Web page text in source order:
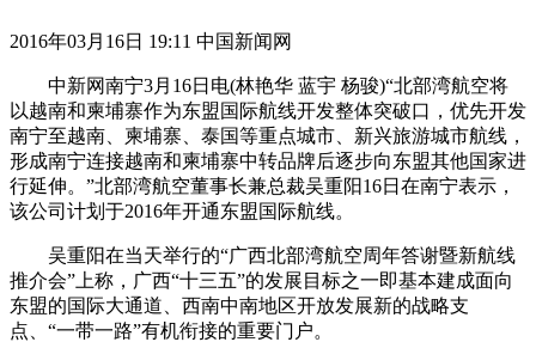
2016年03月16日 19:11 中国新闻网
中新网南宁3月16日电(林艳华 蓝宇 杨骏)“北部湾航空将
以越南和柬埔寨作为东盟国际航线开发整体突破口，优先开发
南宁至越南、柬埔寨、泰国等重点城市、新兴旅游城市航线，
形成南宁连接越南和柬埔寨中转品牌后逐步向东盟其他国家进
行延伸。”北部湾航空董事长兼总裁吴重阳16日在南宁表示，
该公司计划于2016年开通东盟国际航线。
吴重阳在当天举行的“广西北部湾航空周年答谢暨新航线
推介会”上称，广西“十三五”的发展目标之一即基本建成面向
东盟的国际大通道、西南中南地区开放发展新的战略支
点、“一带一路”有机衔接的重要门户。